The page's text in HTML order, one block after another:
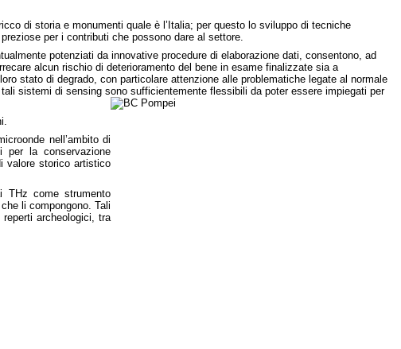
di storia e monumenti quale è l’Italia; per questo lo sviluppo di tecniche
per i contributi che possono dare al settore.
potenziati da innovative procedure di elaborazione dati, consentono, ad
alcun rischio di deterioramento del bene in esame finalizzate sia a
stato di degrado, con particolare attenzione alle problematiche legate al normale
sistemi di sensing sono sufficientemente flessibili da poter essere impiegati per
nell’ambito di
per la conservazione
valore storico artistico
THz come strumento
li compongono. Tali
archeologici, tra